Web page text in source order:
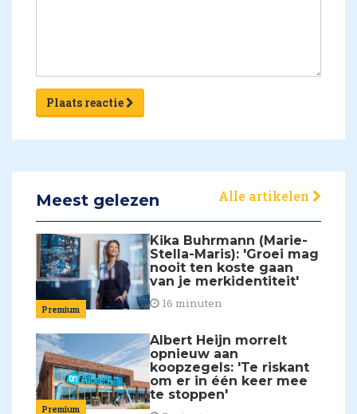
Plaats reactie
Meest gelezen Alle artikelen
Premium
Kika Buhrmann (Marie-
Stella-Maris): 'Groei mag
nooit ten koste gaan
van je merkidentiteit'
16 minuten
Premium
Albert Heijn morrelt
opnieuw aan
koopzegels: 'Te riskant
om er in één keer mee
te stoppen'